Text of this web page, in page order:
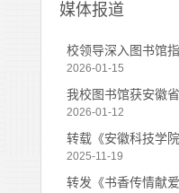
媒体报道
校领导深入图书馆
2026-01-15
我校图书馆获安徽
2026-01-12
转载《安徽科技学
2025-11-19
转发《书香传情献